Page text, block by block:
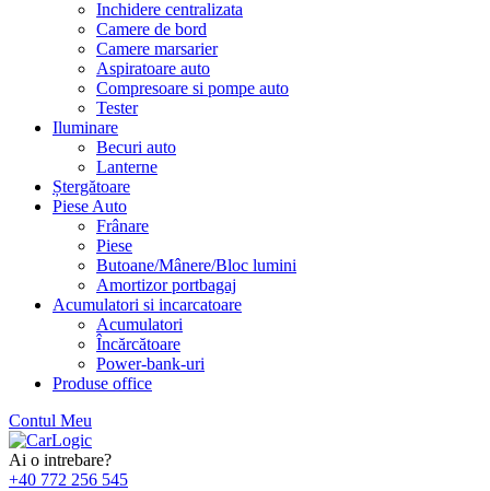
Inchidere centralizata
Camere de bord
Camere marsarier
Aspiratoare auto
Compresoare si pompe auto
Tester
Iluminare
Becuri auto
Lanterne
Ștergătoare
Piese Auto
Frânare
Piese
Butoane/Mânere/Bloc lumini
Amortizor portbagaj
Acumulatori si incarcatoare
Acumulatori
Încărcătoare
Power-bank-uri
Produse office
Contul Meu
Skip
to
content
Ai o intrebare?
+40 772 256 545